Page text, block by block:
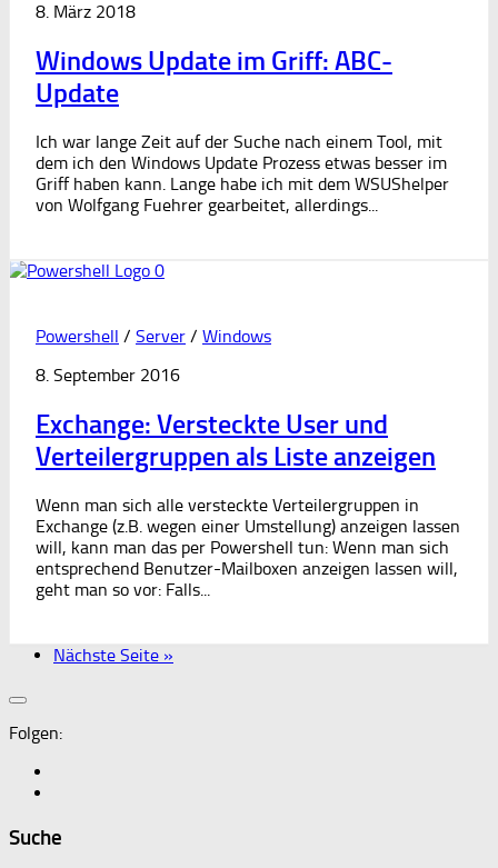
8. März 2018
Windows Update im Griff: ABC-
Update
Ich war lange Zeit auf der Suche nach einem Tool, mit
dem ich den Windows Update Prozess etwas besser im
Griff haben kann. Lange habe ich mit dem WSUShelper
von Wolfgang Fuehrer gearbeitet, allerdings...
0
Powershell / Server / Windows
8. September 2016
Exchange: Versteckte User und
Verteilergruppen als Liste anzeigen
Wenn man sich alle versteckte Verteilergruppen in
Exchange (z.B. wegen einer Umstellung) anzeigen lassen
will, kann man das per Powershell tun: Wenn man sich
entsprechend Benutzer-Mailboxen anzeigen lassen will,
geht man so vor: Falls...
Nächste Seite »
Folgen:
Suche